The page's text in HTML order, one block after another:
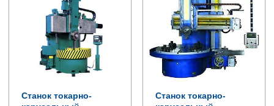
Станок токарно-
Станок токарно-